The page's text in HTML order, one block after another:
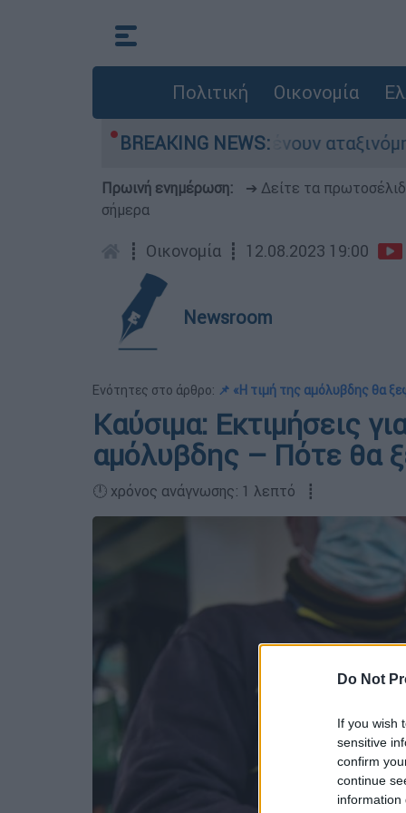
Do Not
If you wish
sensitive
confirm
continue
information
Πολιτική Οικονομία
BREAKING NEWS:
αυτοκίνητα παραμένουν αταξινόμητα -
Πρωινή ενημέρωση: ➔ Δείτε τα
σήμερα
┋ Οικονομία ┋ 12.08.2023 19:00
Newsroom
Ενότητες στο άρθρο: 📌 «Η τιμή της αμόλυβδης θα
Καύσιμα: Εκτιμήσεις
αμόλυβδης – Πότε θα
🕛 χρόνος ανάγνωσης: 1 λεπτό ┋